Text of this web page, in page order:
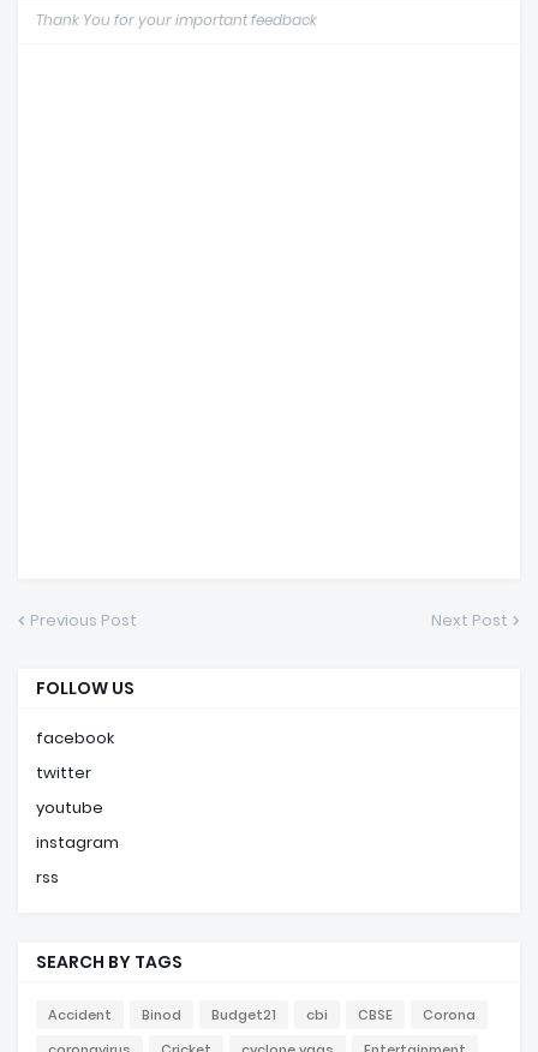
Thank You for your important feedback
Previous Post Next Post
FOLLOW US
facebook
twitter
youtube
instagram
rss
SEARCH BY TAGS
Accident Binod Budget21 cbi CBSE
Corona